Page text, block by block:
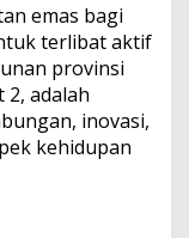
emas bagi
terlibat aktif
provinsi
adalah
inovasi,
kehidupan